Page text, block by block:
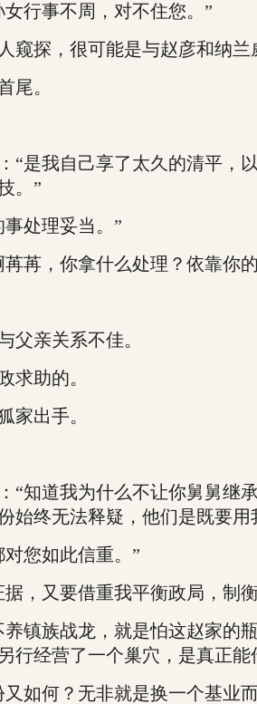
行事不周，对不住您。”
探，很可能是与赵彦和纳兰
。
我自己享了太久的清平，
。”
处理妥当。”
，你拿什么处理？依靠你
亲关系不佳。
助的。
出手。
道我为什么不让你舅舅继
始终无法释疑，他们是既要用
您如此信重。”
又要借重我平衡政局，制
族战龙，就是怕这赵家的
行经营了一个巢穴，是真正
何？无非就是换一个基业